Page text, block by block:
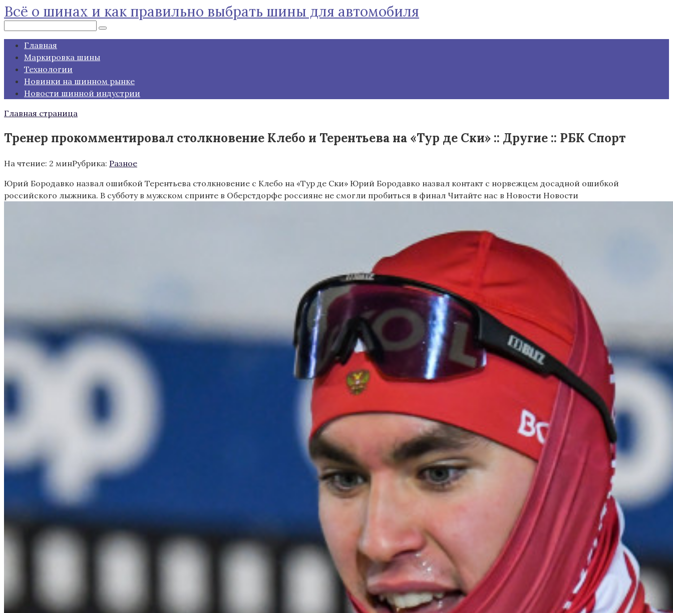
Перейти
к
контенту
Всё о шинах и как правильно выбрать шины для автомобиля
Главная
Маркировка шины
Технологии
Новинки на шинном рынке
Новости шинной индустрии
Главная страница
Тренер прокомментировал столкновение Клебо и Терентьева на «Тур де Ски» :: Другие :: РБК Спорт
На чтение: 2 минРубрика: Разное
Юрий Бородавко назвал ошибкой Терентьева столкновение с Клебо на «Тур де Ски» Юрий Бородавко назвал контакт с норвежцем досадной ошибкой
российского лыжника. В субботу в мужском спринте в Оберстдорфе россияне не смогли пробиться в финал Читайте нас в Новости Новости